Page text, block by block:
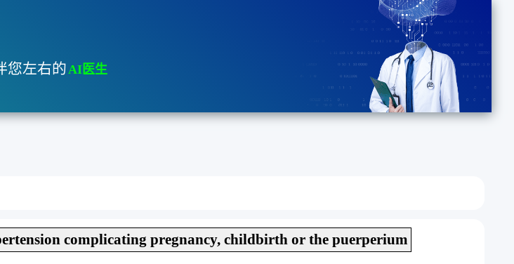
您左右的AI医生
complicating pregnancy, childbirth or the puerperium